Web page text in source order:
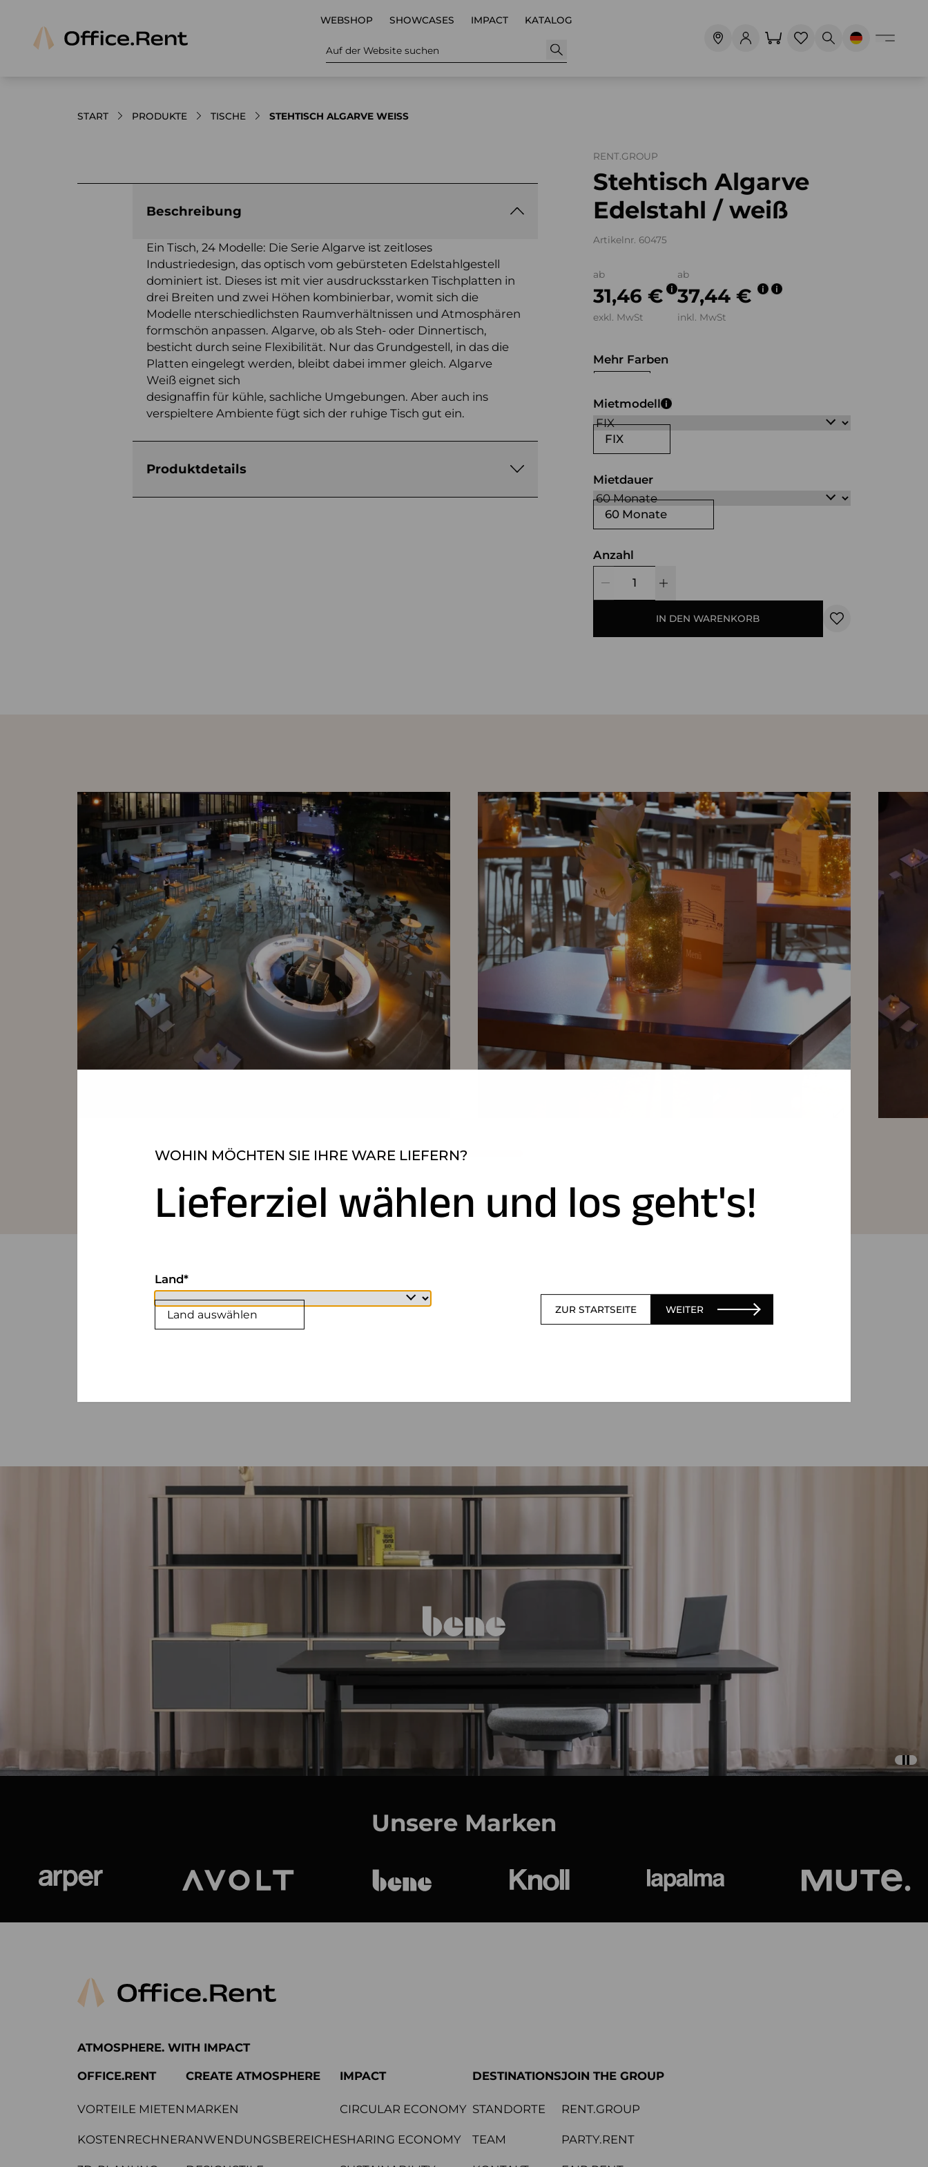
WEBSHOP SHOWCASES IMPACT KATALOG
Auf der Website suchen
WOHIN MÖCHTEN SIE IHRE WARE LIEFERN?
Lieferziel wählen und los geht's!
Land auswählen
Land
ZUR STARTSEITE WEITER
START PRODUKTE TISCHE STEHTISCH ALGARVE WEISS
RENT.GROUP
Stehtisch Algarve
Edelstahl / weiß
Artikelnr. 60475
ab
31,46 €
exkl. MwSt
ab
37,44 €
inkl. MwSt
Mehr Farben
FIX
Mietmodell
60 Monate
Mietdauer
Anzahl
IN DEN WARENKORB
Beschreibung
Ein Tisch, 24 Modelle: Die Serie Algarve ist zeitloses
Industriedesign, das optisch vom gebürsteten Edelstahlgestell
dominiert ist. Dieses ist mit vier ausdrucksstarken Tischplatten in
drei Breiten und zwei Höhen kombinierbar, womit sich die
Modelle nterschiedlichsten Raumverhältnissen und Atmosphären
formschön anpassen. Algarve, ob als Steh- oder Dinnertisch,
besticht durch seine Flexibilität. Nur das Grundgestell, in das die
Platten eingelegt werden, bleibt dabei immer gleich. Algarve
Weiß eignet sich
designaffin für kühle, sachliche Umgebungen. Aber auch ins
verspieltere Ambiente fügt sich der ruhige Tisch gut ein.
Produktdetails
Unsere Marken
ATMOSPHERE. WITH IMPACT
OFFICE.RENT
VORTEILE MIETEN
KOSTENRECHNER
CREATE ATMOSPHERE
MARKEN
ANWENDUNGSBEREICHE
IMPACT
CIRCULAR ECONOMY
SHARING ECONOMY
DESTINATIONS
STANDORTE
TEAM
JOIN THE GROUP
RENT.GROUP
PARTY.RENT